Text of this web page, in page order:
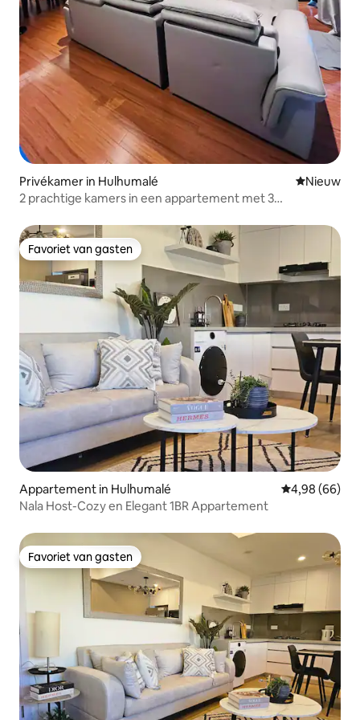
Privékamer in Hulhumalé Nieuwe
Nieuw
2 prachtige kamers in een appartement met 3
Favoriet van gasten
Favoriet van gasten
Appartement in Hulhumalé Gemiddelde
4,98 (66)
Nala Host-Cozy en Elegant 1BR Appartement
Favoriet van gasten
Favoriet van gasten